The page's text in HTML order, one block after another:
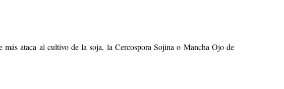
ataca al cultivo de la soja, la Cercospora Sojina o Mancha Ojo de